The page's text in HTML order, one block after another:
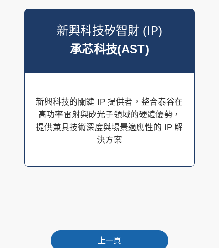
新興科技矽智財 (IP)
承芯科技(AST)
新興科技的關鍵 IP 提供者，整合泰谷在
高功率雷射與矽光子領域的硬體優勢，
提供兼具技術深度與場景適應性的 IP 解
決方案
上一頁